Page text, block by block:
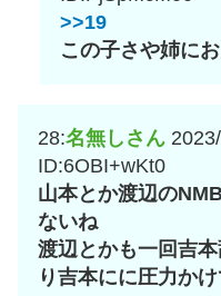
>>19
この子さや姉に
28:名無しさん
ID:6OBI+wKt0
山本とか渡辺の
ないね
渡辺とかも一回吉
り吉本にに圧力か